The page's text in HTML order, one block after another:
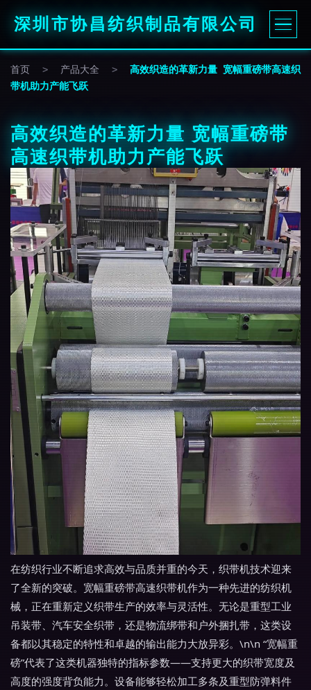
深圳市协昌纺织制品有限公司
首页 > 产品大全 >
高效织造的革新力量 宽幅重磅带高速织
带机助力产能飞跃
高效织造的革新力量 宽幅重磅带
高速织带机助力产能飞跃
在纺织行业不断追求高效与品质并重的今天，织带机技术迎来
了全新的突破。宽幅重磅带高速织带机作为一种先进的纺织机
械，正在重新定义织带生产的效率与灵活性。无论是重型工业
吊装带、汽车安全织带，还是物流绑带和户外捆扎带，这类设
备都以其稳定的特性和卓越的输出能力大放异彩。\n\n “宽幅重
磅”代表了这类机器独特的指标参数——支持更大的织带宽度及
高度的强度背负能力。设备能够轻松加工多条及重型防弹料件